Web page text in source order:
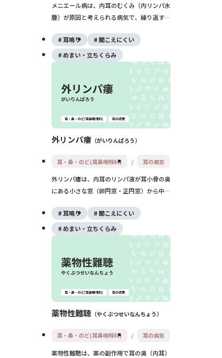
メニエール病は、内耳のむくみ（内リンパ水
腫）が原因と考えられる病気で、繰り返す激
耳が詰まる感じが主な症状です。発作は数十
分〜数時間続き、生活に大きな影響を与えま
すが、薬や生活調整でコントロールできるこ
耳鳴り
聞こえにくい
めまい・立ちくらみ
外リンパ瘻 がいりんぱろう
耳・鼻・のど(耳鼻咽喉科) 耳の病気
外リンパ瘻は、内耳のリンパ液が耳小骨の奥
にある小さな窓（卵円窓・正円窓）から中耳
み、ダイビングなどをきっかけに、急な難聴
や耳鳴り、めまいが起こります。早期に安静
や手術などの適切な治療を行うことで、症状
耳鳴り
聞こえにくい
めまい・立ちくらみ
薬物性難聴 やくぶつせいなんちょう
耳・鼻・のど(耳鼻咽喉科) 耳の病気
薬物性難聴は、薬の副作用で耳の奥（内耳）